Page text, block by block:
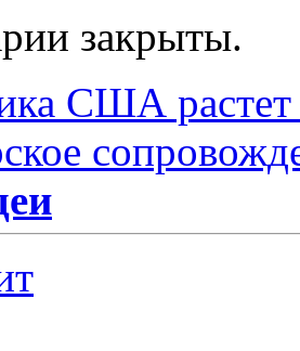
закрыты.
США растет